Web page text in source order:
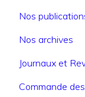
Nos
Nos archives
Journaux et
Commande